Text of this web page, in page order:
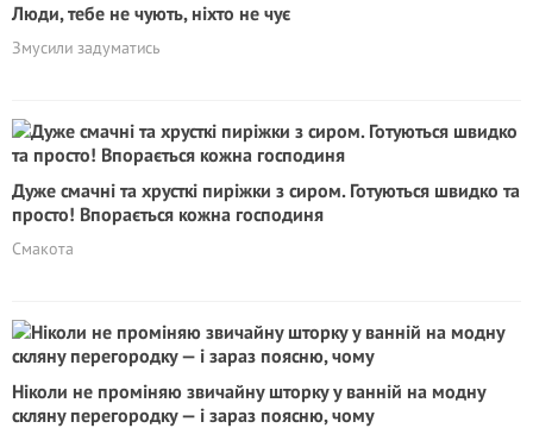
Люди, тебе не чують, ніхто не чує
Змусили задуматись
Дуже смачні та хрусткі пиріжки з сиром. Готуються швидко та
просто! Впорається кожна господиня
Смакота
Ніколи не проміняю звичайну шторку у ванній на модну
скляну перегородку — і зараз поясню, чому